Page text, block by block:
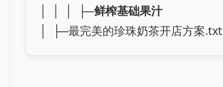
│ │ │ ├─鲜榨基础果汁
│ ├─最完美的珍珠奶茶开店方案.txt